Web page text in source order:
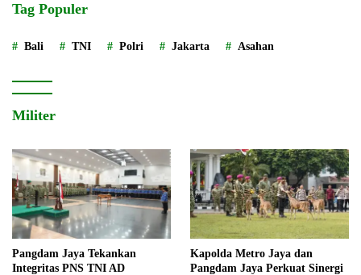
Tag Populer
Bali TNI Polri Jakarta Asahan
Militer
Pangdam Jaya Tekankan
Integritas PNS TNI AD
Kapolda Metro Jaya dan
Pangdam Jaya Perkuat Sinergi